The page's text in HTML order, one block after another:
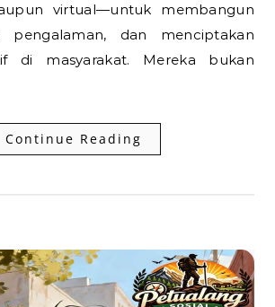
virtual—untuk membangun
pengalaman, dan menciptakan
di masyarakat. Mereka bukan
Continue Reading